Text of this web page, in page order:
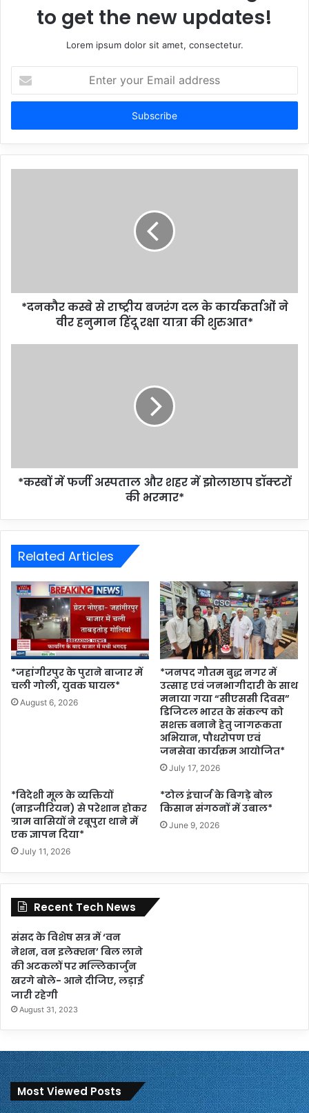
to get the new updates!
Lorem ipsum dolor sit amet, consectetur.
your
Email
*दनकौर कस्बे से राष्ट्रीय बजरंग दल के कार्यकर्ताओं ने
वीर हनुमान हिंदू रक्षा यात्रा की शुरुआत*
*कस्बों में फर्जी अस्पताल और शहर में झोलाछाप डॉक्टरों
की भरमार*
Related Articles
*जहांगीरपुर के पुराने बाजार में
चली गोली, युवक घायल*
August 6, 2026
*जनपद गौतम बुद्ध नगर में
उत्साह एवं जनभागीदारी के साथ
मनाया गया “सीएससी दिवस”
डिजिटल भारत के संकल्प को
सशक्त बनाने हेतु जागरूकता
अभियान, पौधरोपण एवं
जनसेवा कार्यक्रम आयोजित*
July 17, 2026
*विदेशी मूल के व्यक्तियों
(नाइजीरियन) से परेशान होकर
ग्राम वासियों ने रबूपुरा थाने में
एक ज्ञापन दिया*
July 11, 2026
*टोल इंचार्ज के बिगड़े बोल
किसान संगठनों में उबाल*
June 9, 2026
Recent Tech News
संसद के विशेष सत्र में ‘वन
नेशन, वन इलेक्शन’ बिल लाने
की अटकलों पर मल्लिकार्जुन
खरगे बोले- आने दीजिए, लड़ाई
जारी रहेगी
August 31, 2023
Most Viewed Posts